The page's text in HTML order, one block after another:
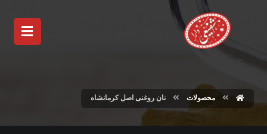
محصولات نان روغنی اصل کرمانشاه